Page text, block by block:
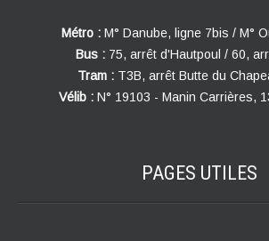
Métro : M° Danube, ligne 7bis / M°
Bus : 75, arrêt d'Hautpoul / 60,
Tram : T3B, arrêt Butte du
Vélib : N° 19103 - Manin Carrières,
PAGES UTILES